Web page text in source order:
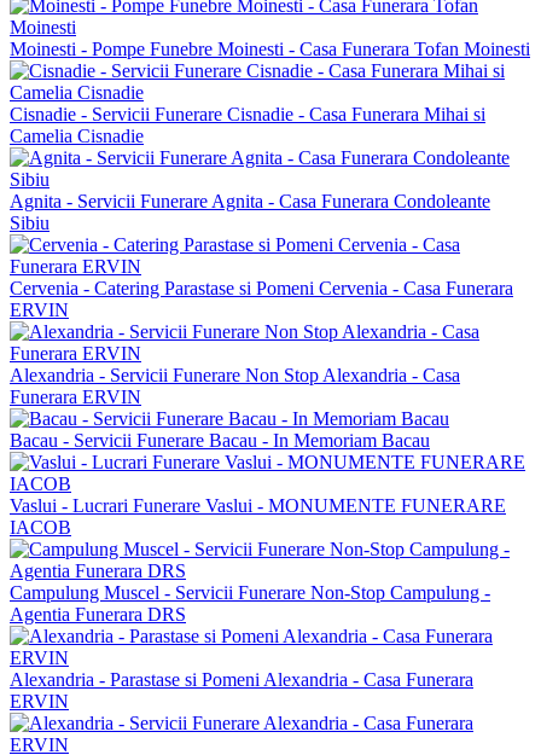
Moinesti - Pompe Funebre Moinesti - Casa Funerara Tofan Moinesti
Cisnadie - Servicii Funerare Cisnadie - Casa Funerara Mihai si
Camelia Cisnadie
Agnita - Servicii Funerare Agnita - Casa Funerara Condoleante
Sibiu
Cervenia - Catering Parastase si Pomeni Cervenia - Casa Funerara
ERVIN
Alexandria - Servicii Funerare Non Stop Alexandria - Casa
Funerara ERVIN
Bacau - Servicii Funerare Bacau - In Memoriam Bacau
Vaslui - Lucrari Funerare Vaslui - MONUMENTE FUNERARE
IACOB
Campulung Muscel - Servicii Funerare Non-Stop Campulung -
Agentia Funerara DRS
Alexandria - Parastase si Pomeni Alexandria - Casa Funerara
ERVIN